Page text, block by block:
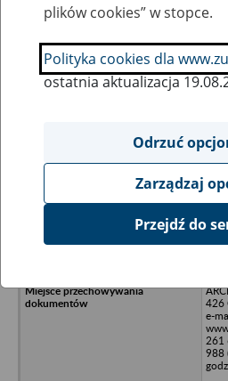
SZUKAJ
Ukryj wszystkie pozycje bazy
426
e-
261
988
plików cookies” w stopce.
Polityka cookies dla
ostatnia aktualizacja
Odrzuć
Zarządzaj
Przejdź do